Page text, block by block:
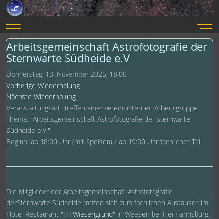
Mobile Menu Toggle Off-
Arbeitsgemeinschaft Astrofotografie der
Sternwarte Südheide e.V
Donnerstag, 13. November 2025, 18:00
Vorherige Wiederholung
Nächste Wiederholung
Veranstaltungsart: Treffen einer vereinsinternen Arbeitsgruppe
Thema: "Arbeitsgemeinschaft Astrofotografie der Sternwarte
Südheide e.V."
Beginn: ab 18:00 Uhr (mit Speisen) / ab 19:00 Uhr fachlicher Teil
Die Mitglieder der Arbeitsgemeinschaft Astrofotografie
derSternwarte Südheide treffen sich zum fachlichen Austausch im
Hotel-Restaurant "Im Wiesengrund" in Weesen bei Hermannsburg.